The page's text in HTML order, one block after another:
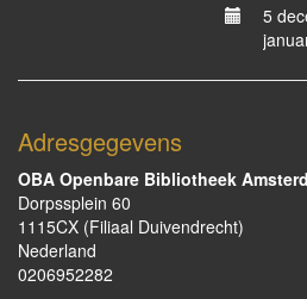
5
Adresgegevens
OBA Openbare Bibliotheek
Dorpssplein 60
1115CX (Filiaal Duivendrecht)
Nederland
0206952282